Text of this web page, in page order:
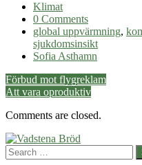
Klimat
0 Comments
global uppvärmning,
sjukdomsinsikt
Sofia Asthamn
Post
navigation
Förbud mot flygreklam
Att vara oproduktiv
Comments are closed.
Search